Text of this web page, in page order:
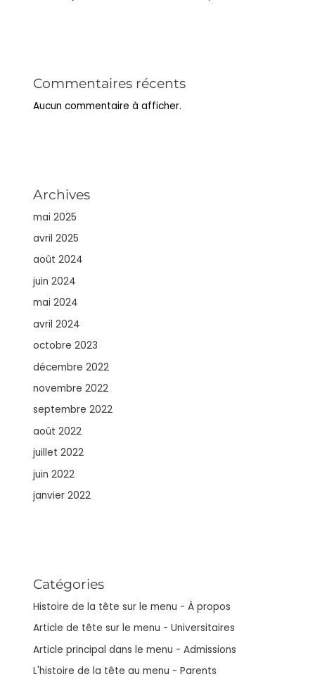
Commentaires récents
Aucun commentaire à afficher.
Archives
mai 2025
avril 2025
août 2024
juin 2024
mai 2024
avril 2024
octobre 2023
décembre 2022
novembre 2022
septembre 2022
août 2022
juillet 2022
juin 2022
janvier 2022
Catégories
Histoire de la tête sur le menu - À propos
Article de tête sur le menu - Universitaires
Article principal dans le menu - Admissions
L'histoire de la tête au menu - Parents